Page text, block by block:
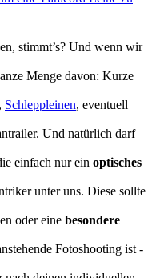
stimmt’s? Und wenn wir
Menge davon: Kurze
Schleppleinen, eventuell
Und natürlich darf
einfach nur ein optisches
unter uns. Diese sollte
oder eine besondere
Fotoshooting ist -